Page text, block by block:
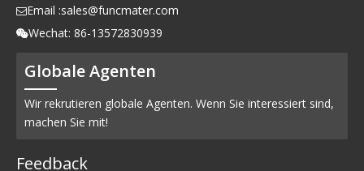
Email :sales@funcmater.com
Wechat: 86-13572830939
Globale Agenten
Wir rekrutieren globale Agenten. Wenn Sie interessiert sind,
machen Sie mit!
Feedback